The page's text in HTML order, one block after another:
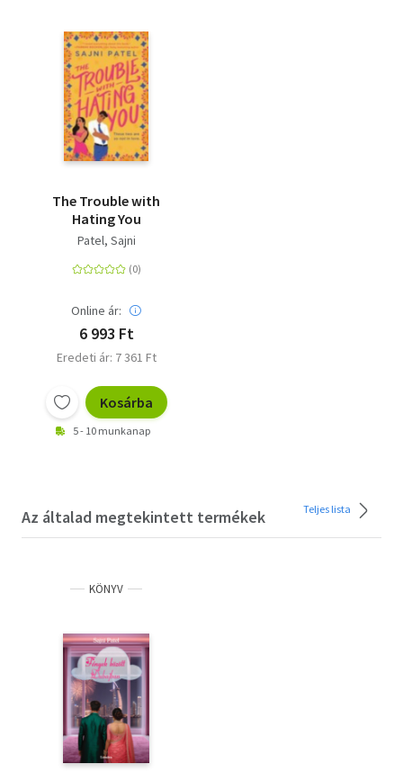
The Trouble with
Hating You
Patel, Sajni
Online ár:
6 993 Ft
Eredeti ár: 7 361 Ft
Kosárba
5 - 10 munkanap
Az általad megtekintett termékek Teljes lista
KÖNYV